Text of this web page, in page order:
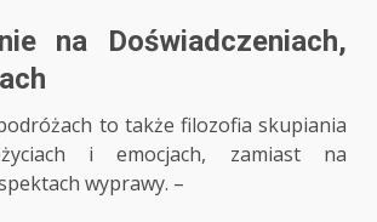
na Doświadczeniach,
to także filozofia skupiania
i emocjach, zamiast na
wyprawy. –